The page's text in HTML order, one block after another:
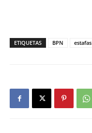
ETIQUETAS BPN estafas